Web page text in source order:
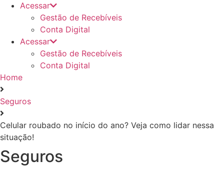
Acessar
Gestão de Recebíveis
Conta Digital
Acessar
Gestão de Recebíveis
Conta Digital
Home
Seguros
Celular roubado no início do ano? Veja como lidar nessa
situação!
Seguros